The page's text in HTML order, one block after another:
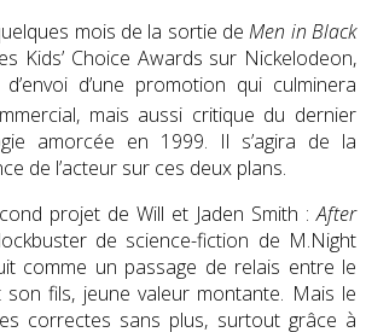
mois de la sortie deMen in Black
Kids’ Choice Awards sur Nickelodeon,
d’une promotion qui culminera
mais aussi critique du dernier
amorcée en 1999. Il s’agira de la
de l’acteur sur ces deux plans.
projet de Will et Jaden Smith :After
de science-fiction de M.Night
comme un passage de relais entre le
son fils, jeune valeur montante. Mais le
correctes sans plus, surtout grâce à